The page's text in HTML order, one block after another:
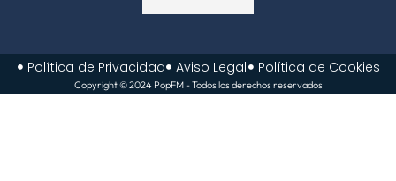
Política de Privacidad Aviso Legal Política de Cookies
Copyright © 2024 PopFM - Todos los derechos reservados